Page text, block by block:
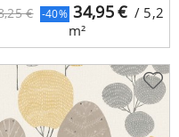
€ -40% 34,95€ / 5,2
m²